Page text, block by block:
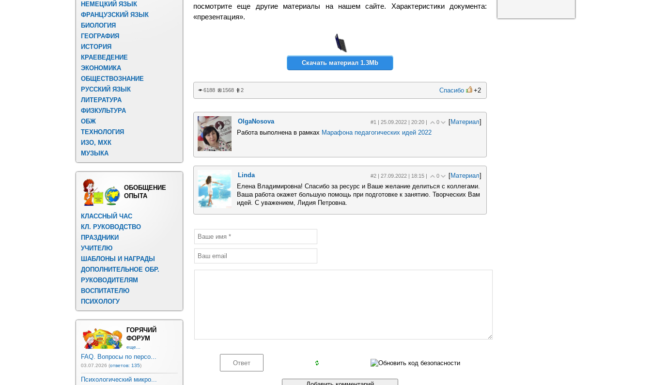
НЕМЕЦКИЙ ЯЗЫК
ФРАНЦУЗСКИЙ ЯЗЫК
БИОЛОГИЯ
ГЕОГРАФИЯ
ИСТОРИЯ
КРАЕВЕДЕНИЕ
ЭКОНОМИКА
ОБЩЕСТВОЗНАНИЕ
РУССКИЙ ЯЗЫК
ЛИТЕРАТУРА
ФИЗКУЛЬТУРА
ОБЖ
ТЕХНОЛОГИЯ
ИЗО, МХК
МУЗЫКА
ОБОБЩЕНИЕ
ОПЫТА
КЛАССНЫЙ ЧАС
КЛ. РУКОВОДСТВО
ПРАЗДНИКИ
УЧИТЕЛЮ
ШАБЛОНЫ И НАГРАДЫ
ДОПОЛНИТЕЛЬНОЕ ОБР.
РУКОВОДИТЕЛЯМ
ВОСПИТАТЕЛЮ
ПСИХОЛОГУ
ГОРЯЧИЙ
ФОРУМ
еще...
FAQ. Вопросы по персо...
03.07.2026 (ответов: 135)
Психологический микро...
посмотрите еще другие материалы на нашем сайте. Характеристики документа:
«презентация».
Скачать материал 1.3Mb
6188 1568 2 Спасибо +2
OlgaNosova #1 | 25.09.2022 | 20:20 | 0 [Материал]
Работа выполнена в рамках Марафона педагогических идей 2022
Linda #2 | 27.09.2022 | 18:15 | 0 [Материал]
Елена Владимировна! Спасибо за ресурс и Ваше желание делиться с коллегами.
Ваша работа окажет большую помощь при подготовке к занятию. Творческих Вам
идей. С уважением, Лидия Петровна.